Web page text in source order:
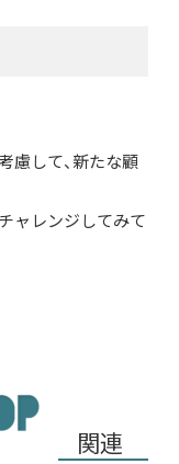
慮して、新たな顧
ャレンジしてみて
関連